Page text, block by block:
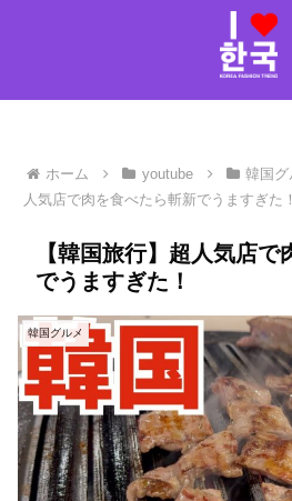
ホーム youtube 韓国グ
人気店で肉を食べたら斬新でうますぎた！
【韓国旅行】超人気店
でうますぎた！
韓国グルメ